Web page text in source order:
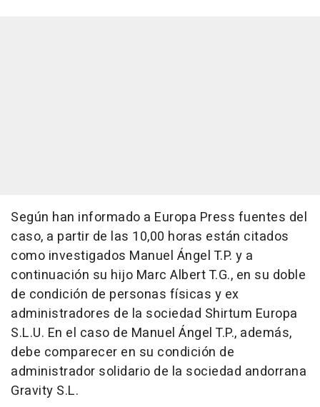
Según han informado a Europa Press fuentes del
caso, a partir de las 10,00 horas están citados
como investigados Manuel Ángel T.P. y a
continuación su hijo Marc Albert T.G., en su doble
de condición de personas físicas y ex
administradores de la sociedad Shirtum Europa
S.L.U. En el caso de Manuel Ángel T.P., además,
debe comparecer en su condición de
administrador solidario de la sociedad andorrana
Gravity S.L.